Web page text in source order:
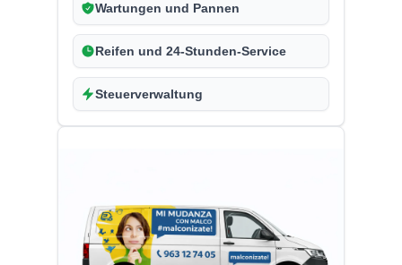
Wartungen und Pannen
Reifen und 24-Stunden-Service
Steuerverwaltung